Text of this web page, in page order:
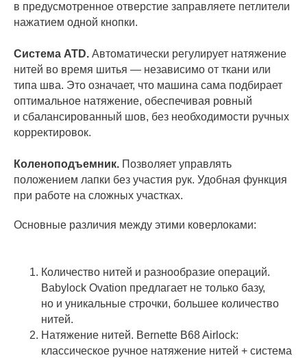
в предусмотренное отверстие заправляете петлители
нажатием одной кнопки.
Система ATD. Автоматически регулирует натяжение
нитей во время шитья — независимо от ткани или
типа шва. Это означает, что машина сама подбирает
оптимальное натяжение, обеспечивая ровный
и сбалансированный шов, без необходимости ручных
корректировок.
Коленоподъемник. Позволяет управлять
положением лапки без участия рук. Удобная функция
при работе на сложных участках.
Основные различия между этими коверлоками:
Количество нитей и разнообразие операций.
Babylock Ovation предлагает не только базу,
но и уникальные строчки, большее количество
нитей.
Натяжение нитей. Bernette B68 Airlock:
классическое ручное натяжение нитей + система